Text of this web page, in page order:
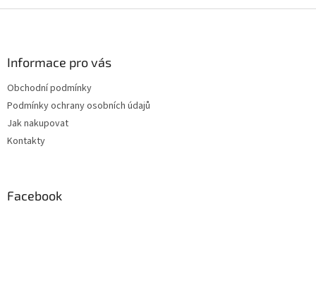
Informace pro vás
Obchodní podmínky
Podmínky ochrany osobních údajů
Jak nakupovat
Kontakty
Facebook